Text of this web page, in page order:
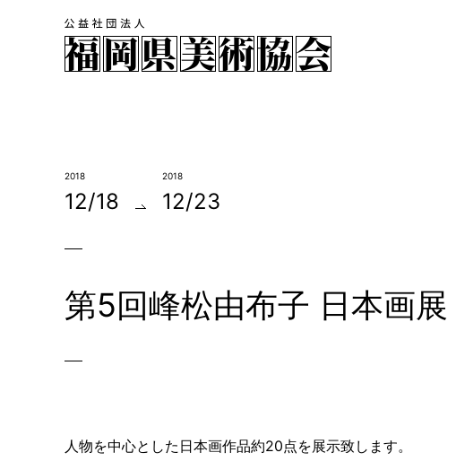
2018
12/18
2018
12/23
第5回峰松由布子 日本画展
人物を中心とした日本画作品約20点を展示致します。